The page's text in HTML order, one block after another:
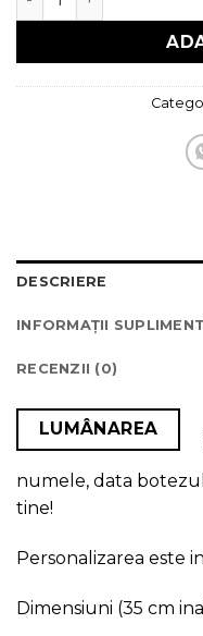
DESCRIERE
INFORMAȚII
RECENZII (0)
LUMÂNAREA
numele, data
tine!
Personalizarea este
Dimensiuni (35 cm